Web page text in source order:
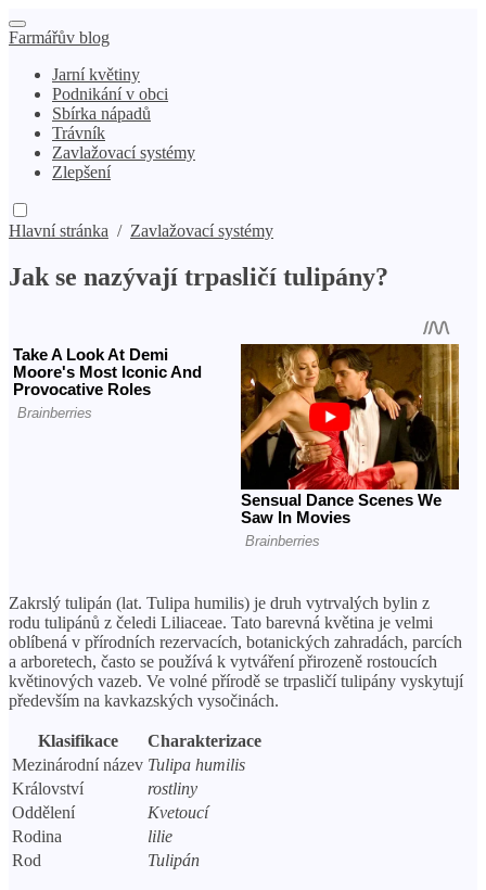
Farmářův blog
Jarní květiny
Podnikání v obci
Sbírka nápadů
Trávník
Zavlažovací systémy
Zlepšení
Hlavní stránka / Zavlažovací systémy
Jak se nazývají trpasličí tulipány?
Zakrslý tulipán (lat. Tulipa humilis) je druh vytrvalých bylin z
rodu tulipánů z čeledi Liliaceae. Tato barevná květina je velmi
oblíbená v přírodních rezervacích, botanických zahradách, parcích
a arboretech, často se používá k vytváření přirozeně rostoucích
květinových vazeb. Ve volné přírodě se trpasličí tulipány vyskytují
především na kavkazských vysočinách.
Klasifikace
Charakterizace
Mezinárodní název Tulipa humilis
Království
rostliny
Oddělení
Kvetoucí
Rodina
lilie
Rod
Tulipán